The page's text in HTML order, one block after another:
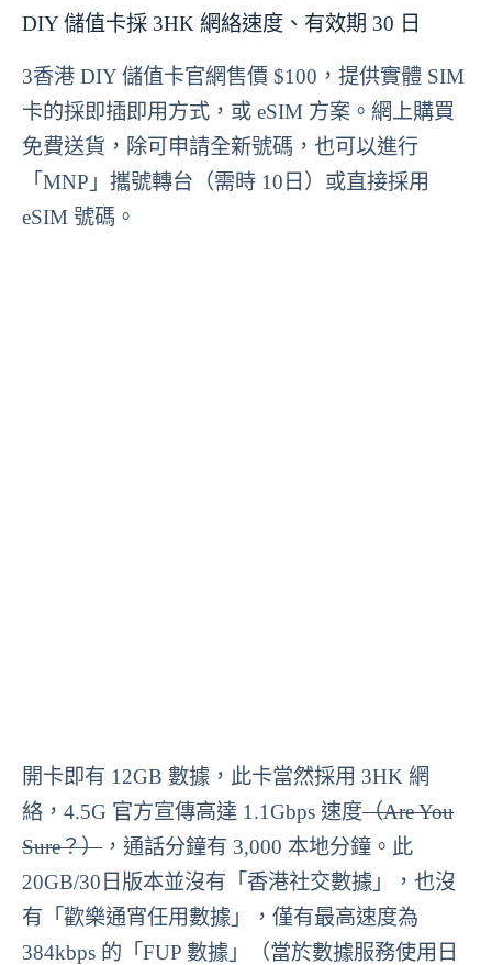
DIY 儲值卡採 3HK 網絡速度、有效期 30 日
3香港 DIY 儲值卡官網售價 $100，提供實體 SIM
卡的採即插即用方式，或 eSIM 方案。網上購買
免費送貨，除可申請全新號碼，也可以進行
「MNP」攜號轉台（需時 10日）或直接採用
eSIM 號碼。
開卡即有 12GB 數據，此卡當然採用 3HK 網
絡，4.5G 官方宣傳高達 1.1Gbps 速度（Are You
Sure？） ，通話分鐘有 3,000 本地分鐘。此
20GB/30日版本並沒有「香港社交數據」，也沒
有「歡樂通宵任用數據」，僅有最高速度為
384kbps 的「FUP 數據」（當於數據服務使用日